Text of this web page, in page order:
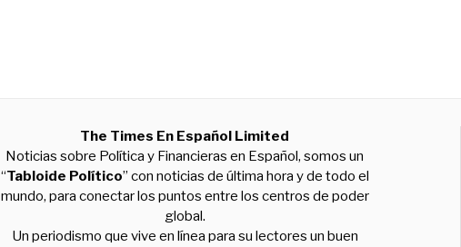
The Times En Español Limited
Noticias sobre Política y Financieras en Español, somos un
“Tabloide Político” con noticias de última hora y de todo el
mundo, para conectar los puntos entre los centros de poder
global.
Un periodismo que vive en línea para su lectores un buen